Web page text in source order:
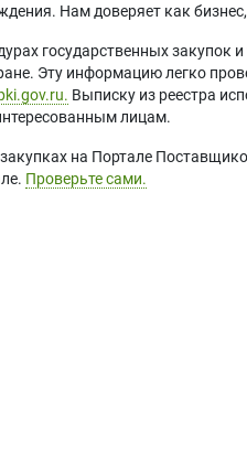
Нам доверяет как
государственных закупок
Эту информацию легко
Выписку из реестра
лицам.
на Портале
Проверьте сами.